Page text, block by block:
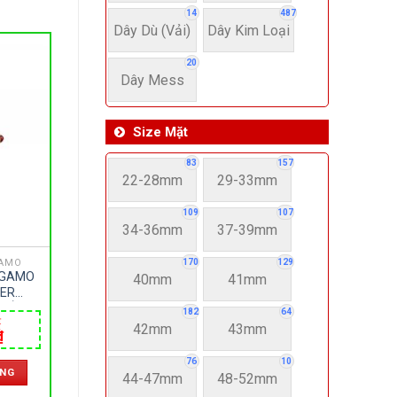
14
Dây Dù (Vải)
487
Dây Kim Loại
20
Dây Mess
Size Mặt
83
22-28mm
157
29-33mm
109
34-36mm
107
37-39mm
170
40mm
129
41mm
182
42mm
64
43mm
76
44-47mm
10
48-52mm
– PIN
Giá
hiện
tại
là:
11,400,000 ₫.